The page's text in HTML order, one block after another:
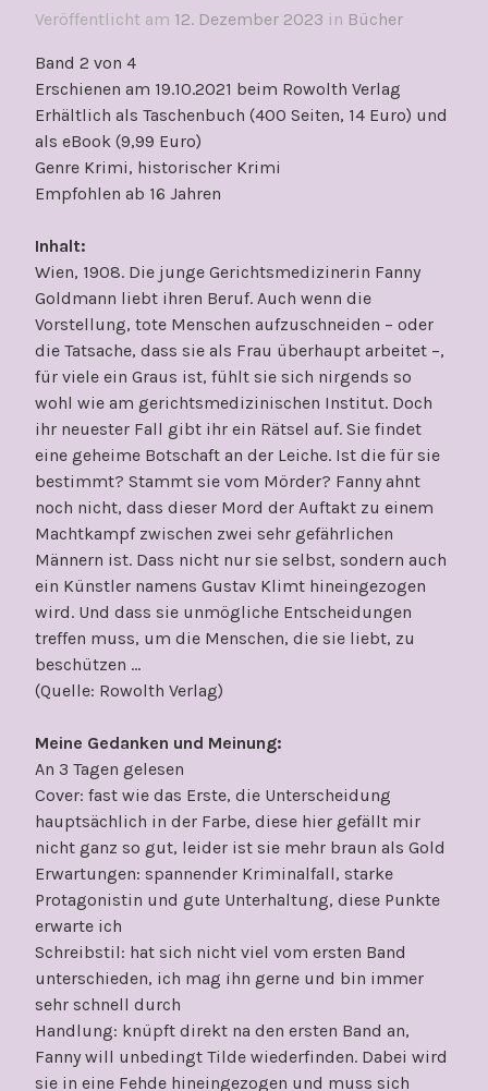
Veröffentlicht am 12. Dezember 2023 in Bücher
Band 2 von 4
Erschienen am 19.10.2021 beim Rowolth Verlag
Erhältlich als Taschenbuch (400 Seiten, 14 Euro) und
als eBook (9,99 Euro)
Genre Krimi, historischer Krimi
Empfohlen ab 16 Jahren
Inhalt:
Wien, 1908. Die junge Gerichtsmedizinerin Fanny
Goldmann liebt ihren Beruf. Auch wenn die
Vorstellung, tote Menschen aufzuschneiden – oder
die Tatsache, dass sie als Frau überhaupt arbeitet –,
für viele ein Graus ist, fühlt sie sich nirgends so
wohl wie am gerichtsmedizinischen Institut. Doch
ihr neuester Fall gibt ihr ein Rätsel auf. Sie findet
eine geheime Botschaft an der Leiche. Ist die für sie
bestimmt? Stammt sie vom Mörder? Fanny ahnt
noch nicht, dass dieser Mord der Auftakt zu einem
Machtkampf zwischen zwei sehr gefährlichen
Männern ist. Dass nicht nur sie selbst, sondern auch
ein Künstler namens Gustav Klimt hineingezogen
wird. Und dass sie unmögliche Entscheidungen
treffen muss, um die Menschen, die sie liebt, zu
beschützen …
(Quelle: Rowolth Verlag)
Meine Gedanken und Meinung:
An 3 Tagen gelesen
Cover: fast wie das Erste, die Unterscheidung
hauptsächlich in der Farbe, diese hier gefällt mir
nicht ganz so gut, leider ist sie mehr braun als Gold
Erwartungen: spannender Kriminalfall, starke
Protagonistin und gute Unterhaltung, diese Punkte
erwarte ich
Schreibstil: hat sich nicht viel vom ersten Band
unterschieden, ich mag ihn gerne und bin immer
sehr schnell durch
Handlung: knüpft direkt na den ersten Band an,
Fanny will unbedingt Tilde wiederfinden. Dabei wird
sie in eine Fehde hineingezogen und muss sich